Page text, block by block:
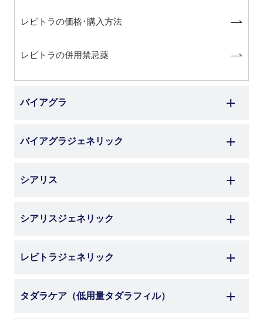
レビトラの価格･購入方法
レビトラの併用禁忌薬
バイアグラ
バイアグラジェネリック
シアリス
シアリスジェネリック
レビトラジェネリック
タダラケア（低用量タダラフィル）